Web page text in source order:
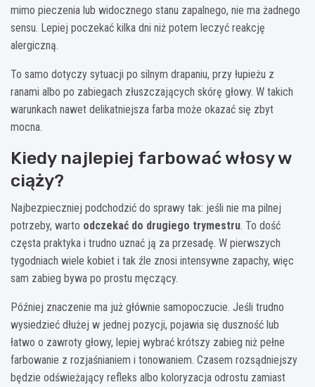
mimo pieczenia lub widocznego stanu zapalnego, nie ma żadnego
sensu. Lepiej poczekać kilka dni niż potem leczyć reakcję
alergiczną.
To samo dotyczy sytuacji po silnym drapaniu, przy łupieżu z
ranami albo po zabiegach złuszczających skórę głowy. W takich
warunkach nawet delikatniejsza farba może okazać się zbyt
mocna.
Kiedy najlepiej farbować włosy w
ciąży?
Najbezpieczniej podchodzić do sprawy tak: jeśli nie ma pilnej
potrzeby, warto odczekać do drugiego trymestru. To dość
częsta praktyka i trudno uznać ją za przesadę. W pierwszych
tygodniach wiele kobiet i tak źle znosi intensywne zapachy, więc
sam zabieg bywa po prostu męczący.
Później znaczenie ma już głównie samopoczucie. Jeśli trudno
wysiedzieć dłużej w jednej pozycji, pojawia się duszność lub
łatwo o zawroty głowy, lepiej wybrać krótszy zabieg niż pełne
farbowanie z rozjaśnianiem i tonowaniem. Czasem rozsądniejszy
będzie odświeżający refleks albo koloryzacja odrostu zamiast